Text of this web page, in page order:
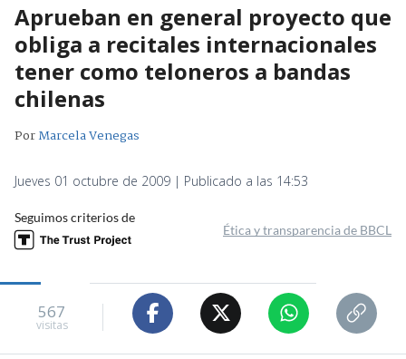
Aprueban en general proyecto que
obliga a recitales internacionales
tener como teloneros a bandas
chilenas
PorMarcela Venegas
Jueves 01 octubre de 2009 | Publicado a las 14:53
Seguimos criterios de
Ética y transparencia de BBCL
567
visitas